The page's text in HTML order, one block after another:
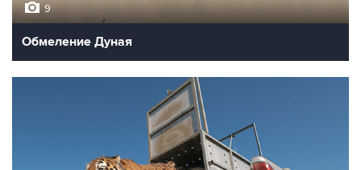
9
Обмеление Дуная